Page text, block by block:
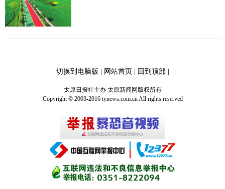
切换到电脑版 | 网站首页| 回到顶部|
太原日报社主办 太原新闻网版权所有
Copyright © 2003-2016 tynews.com.cn All rights reserved